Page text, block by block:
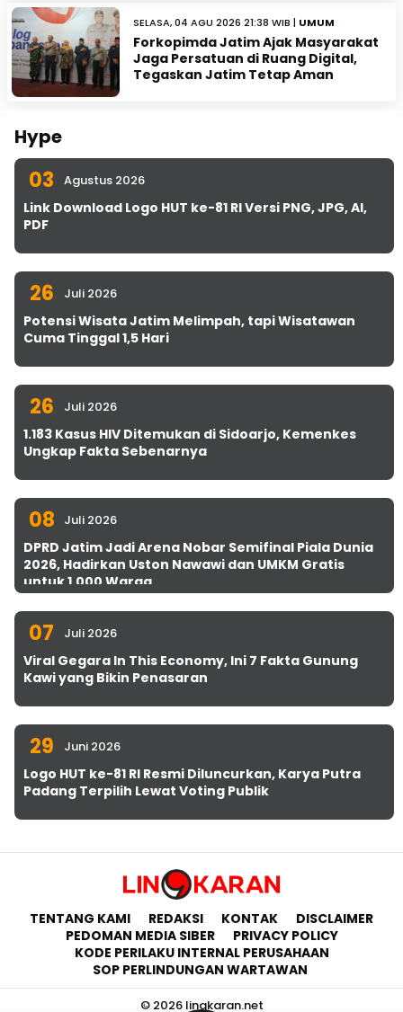
SELASA, 04 AGU 2026 21:38 WIB | UMUM
Forkopimda Jatim Ajak Masyarakat
Jaga Persatuan di Ruang Digital,
Tegaskan Jatim Tetap Aman
Hype
03 Agustus 2026
Link Download Logo HUT ke-81 RI Versi PNG, JPG, AI,
PDF
26 Juli 2026
Potensi Wisata Jatim Melimpah, tapi Wisatawan
Cuma Tinggal 1,5 Hari
26 Juli 2026
1.183 Kasus HIV Ditemukan di Sidoarjo, Kemenkes
Ungkap Fakta Sebenarnya
08 Juli 2026
DPRD Jatim Jadi Arena Nobar Semifinal Piala Dunia
2026, Hadirkan Uston Nawawi dan UMKM Gratis
untuk 1.000 Warga
07 Juli 2026
Viral Gegara In This Economy, Ini 7 Fakta Gunung
Kawi yang Bikin Penasaran
29 Juni 2026
Logo HUT ke-81 RI Resmi Diluncurkan, Karya Putra
Padang Terpilih Lewat Voting Publik
TENTANG KAMI REDAKSI KONTAK
DISCLAIMER
PEDOMAN MEDIA SIBER
PRIVACY POLICY
KODE PERILAKU INTERNAL PERUSAHAAN
SOP PERLINDUNGAN WARTAWAN
© 2026 lingkaran.net